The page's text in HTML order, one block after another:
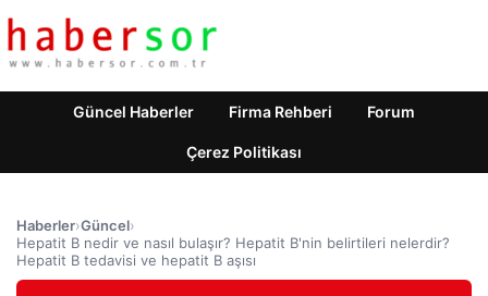
Güncel Haberler Firma Rehberi Forum
Çerez Politikası
Haberler›Güncel›
Hepatit B nedir ve nasıl bulaşır? Hepatit B'nin belirtileri nelerdir?
Hepatit B tedavisi ve hepatit B aşısı